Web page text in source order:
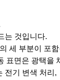
는 것입니다.
세 부분이 포
표면은 광택을
전기 변색 처리,